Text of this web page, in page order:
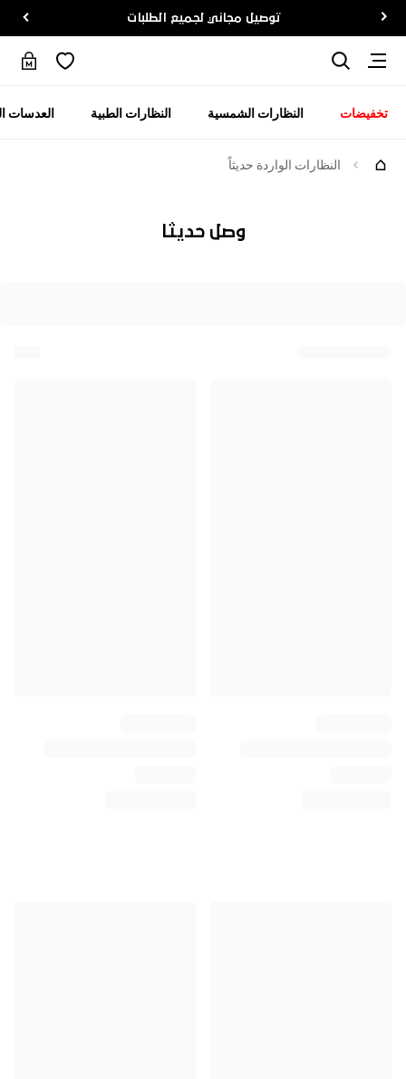
توصيل مجاني لجميع الطلبات
تخفيضات النظارات الشمسية النظارات الطبية العدسات
النظارات الواردة حديثاً
وصل حديثا